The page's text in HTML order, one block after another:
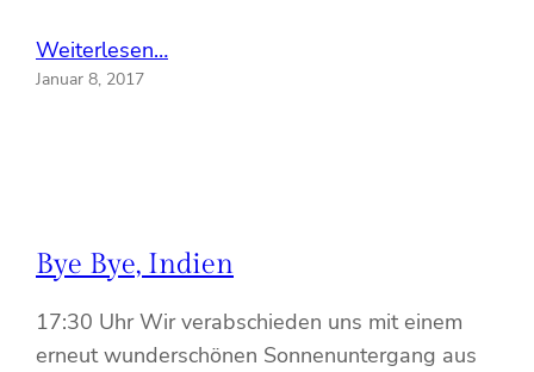
Weiterlesen…
Januar 8, 2017
Bye Bye, Indien
17:30 Uhr Wir verabschieden uns mit einem
erneut wunderschönen Sonnenuntergang aus